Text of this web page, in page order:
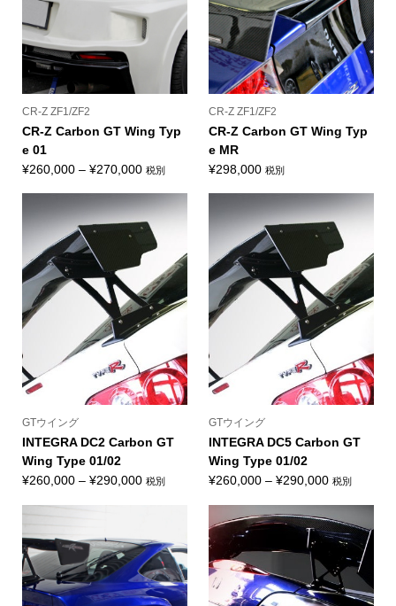
CR-Z ZF1/ZF2
CR-Z Carbon GT Wing Typ
e 01
¥260,000 – ¥270,000価
帯:
¥260,000
¥270,000
税別
CR-Z ZF1/ZF2
CR-Z Carbon GT Wing Typ
e MR
¥298,000 税別
GTウイング
INTEGRA DC2 Carbon GT
Wing Type 01/02
¥260,000 – ¥290,000価
–
¥290,000
税別
GTウイング
INTEGRA DC5 Carbon GT
Wing Type 01/02
¥260,000 –¥290,000価
帯:
¥260,000
¥290,000
税別